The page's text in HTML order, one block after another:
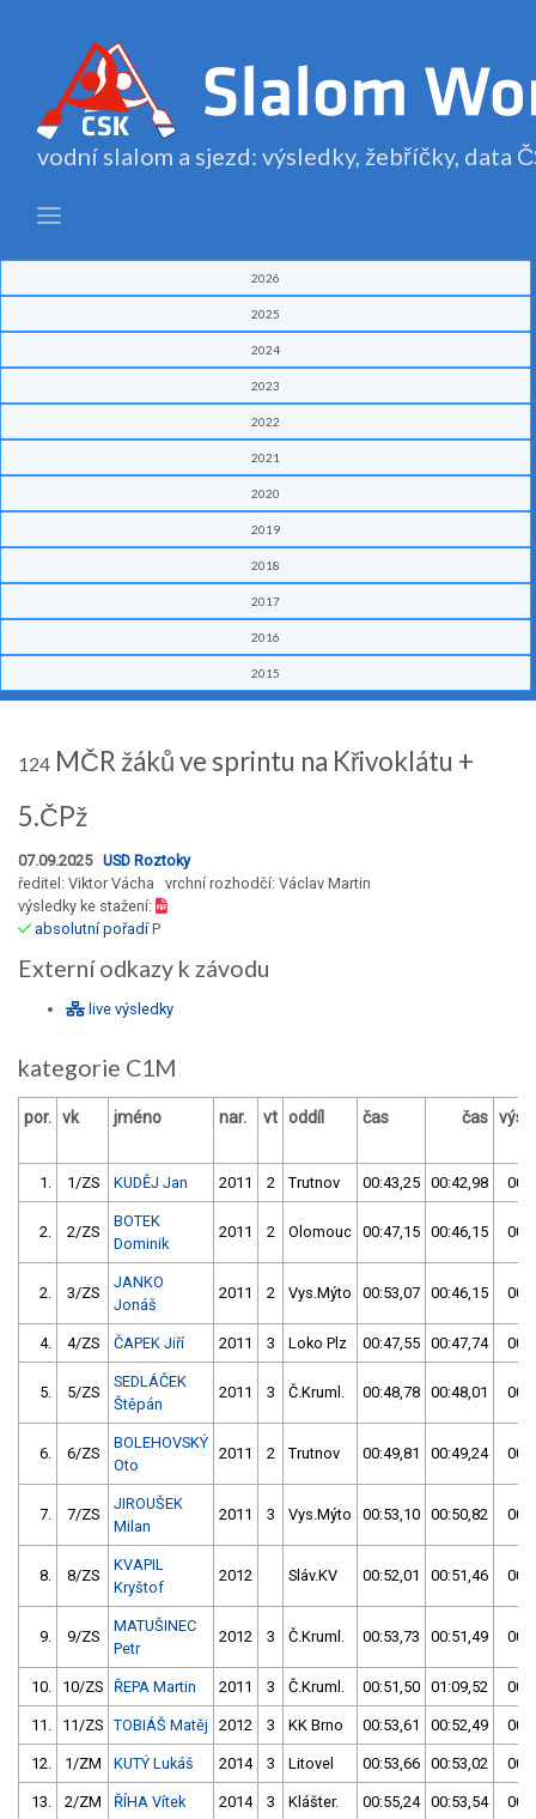
vodní slalom a sjezd: výsledky, žebříčky, data
2026
2025
2024
2023
2022
2021
2020
2019
2018
2017
2016
2015
124 MČR žáků ve sprintu na Křivoklátu +
5.ČPž
07.09.2025 USD Roztoky
ředitel: Viktor Vácha vrchní rozhodčí: Václav Martin
výsledky ke stažení:
absolutní pořadíP
Externí odkazy k závodu
live výsledky
kategorie C1M
por. vk jméno nar. vt oddíl čas čas
1. 1/ZS KUDĚJ Jan 2011 2 Trutnov 00:43,25 00:42,98
2. 2/ZS
BOTEK
Dominik
2011 2 Olomouc 00:47,15 00:46,15
2. 3/ZS
JANKO
Jonáš
2011 2 Vys.Mýto 00:53,07 00:46,15
4. 4/ZS ČAPEK Jiří 2011 3 Loko Plz 00:47,55 00:47,74
5. 5/ZS
SEDLÁČEK
Štěpán
2011 3 Č.Kruml. 00:48,78 00:48,01
6. 6/ZS
BOLEHOVSKÝ
Oto
2011 2 Trutnov 00:49,81 00:49,24
7. 7/ZS
JIROUŠEK
Milan
2011 3 Vys.Mýto 00:53,10 00:50,82
8. 8/ZS
KVAPIL
Kryštof
2012 Sláv.KV 00:52,01 00:51,46
9. 9/ZS
MATUŠINEC
Petr
2012 3 Č.Kruml. 00:53,73 00:51,49
10. 10/ZS ŘEPA Martin 2011 3 Č.Kruml. 00:51,50 01:09,52
11. 11/ZS TOBIÁŠ Matěj 2012 3 KK Brno 00:53,61 00:52,49
12. 1/ZM KUTÝ Lukáš 2014 3 Litovel 00:53,66 00:53,02
13. 2/ZM ŘÍHA Vítek 2014 3 Klášter. 00:55,24 00:53,54